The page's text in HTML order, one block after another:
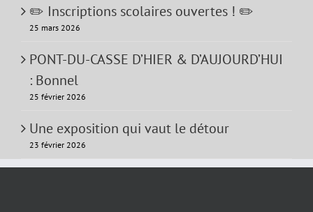
✏️ Inscriptions scolaires ouvertes ! ✏️
25 mars 2026
PONT-DU-CASSE D’HIER & D’AUJOURD’HUI
: Bonnel
25 février 2026
Une exposition qui vaut le détour
23 février 2026